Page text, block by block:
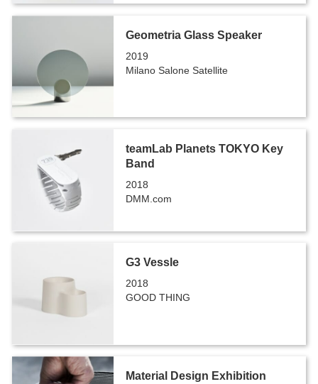
Geometria Glass Speaker
2019
Milano Salone Satellite
teamLab Planets TOKYO Key
Band
2018
DMM.com
G3 Vessle
2018
GOOD THING
Material Design Exhibition